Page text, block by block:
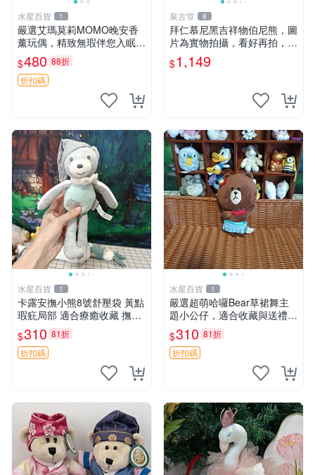
水星百貨 1
嚴選艾瑪莫莉MOMO晚安香
薰玩偶，精致無瑕伴您入眠
晚安精靈 香薰玩具 玩偶收藏
$480 88折
折扣碼
泉古堂 8
拜仁慕尼黑吉祥物伯尼熊，圖
片為實物拍攝，看好再拍，不
退不換-187978
$1,149
水星百貨 1
卡露安撫小熊8號舒壓袋 黃點
瑕疪局部 適合療癒收藏 撫慰
身心 美肌養護 放鬆好物
$310 81折
折扣碼
水星百貨 1
嚴選超萌哈囉Bear草裙舞主
題小公仔，適合收藏與送禮 1
00 克 哈囉Bear 草裙舞
$310 81折
折扣碼